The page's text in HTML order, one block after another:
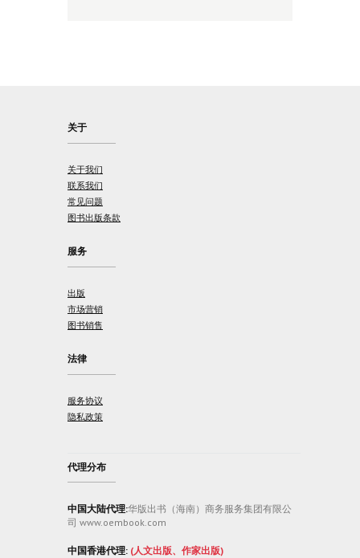
关于
关于我们
联系我们
常见问题
图书出版条款
服务
出版
市场营销
图书销售
法律
服务协议
隐私政策
代理分布
中国大陆代理:华版出书（海南）商务服务集团有限公
司 www.oembook.com
中国香港代理: (人文出版、作家出版)